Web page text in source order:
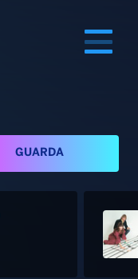
GUARDA